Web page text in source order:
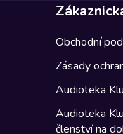
Obchodní
Zásady
Audioteka
Audioteka
členství na